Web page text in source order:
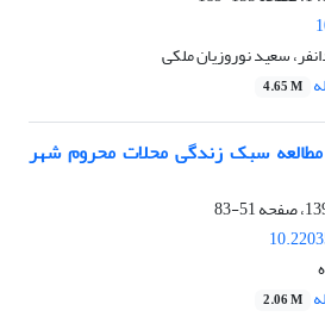
سعید نوروزیان ملکی
4.65 M
سبک زندگی محلات محروم شهر
51-83
2.06 M